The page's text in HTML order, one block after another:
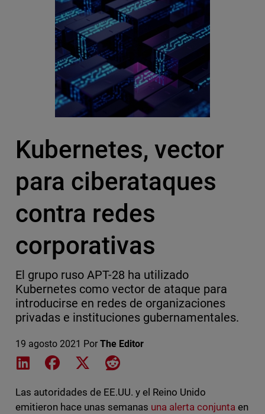
Kubernetes, vector
para ciberataques
contra redes
corporativas
El grupo ruso APT-28 ha utilizado
Kubernetes como vector de ataque para
introducirse en redes de organizaciones
privadas e instituciones gubernamentales.
19 agosto 2021 Por The Editor
Share on LinkedIn
Share on Facebook
Share on XShare on Reddit
Las autoridades de EE.UU. y el Reino Unido
emitieron hace unas semanas una alerta conjunta en